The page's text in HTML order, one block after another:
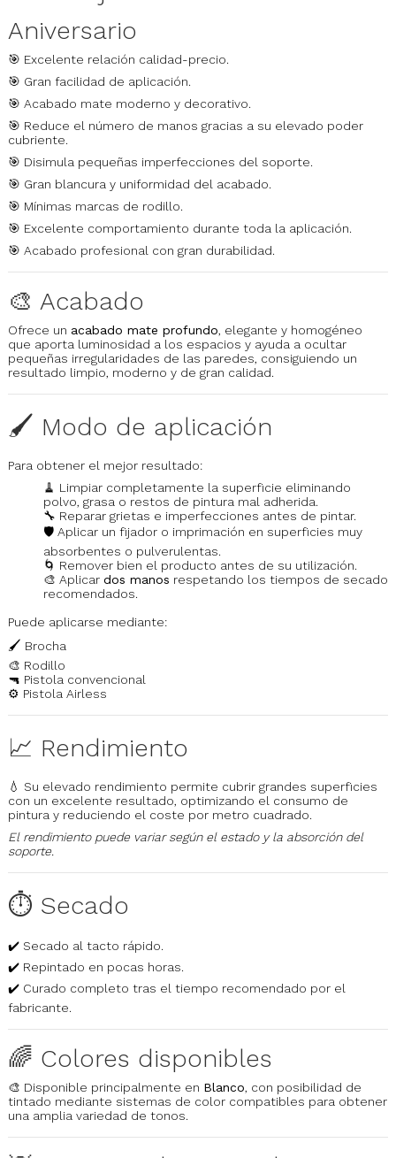
Aniversario
🎯 Excelente relación calidad-precio.
🎯 Gran facilidad de aplicación.
🎯 Acabado mate moderno y decorativo.
🎯 Reduce el número de manos gracias a su elevado poder
cubriente.
🎯 Disimula pequeñas imperfecciones del soporte.
🎯 Gran blancura y uniformidad del acabado.
🎯 Mínimas marcas de rodillo.
🎯 Excelente comportamiento durante toda la aplicación.
🎯 Acabado profesional con gran durabilidad.
🎨 Acabado
Ofrece un acabado mate profundo, elegante y homogéneo
que aporta luminosidad a los espacios y ayuda a ocultar
pequeñas irregularidades de las paredes, consiguiendo un
resultado limpio, moderno y de gran calidad.
🖌️ Modo de aplicación
Para obtener el mejor resultado:
🧹 Limpiar completamente la superficie eliminando
polvo, grasa o restos de pintura mal adherida.
🔧 Reparar grietas e imperfecciones antes de pintar.
🛡️ Aplicar un fijador o imprimación en superficies muy
absorbentes o pulverulentas.
🌀 Remover bien el producto antes de su utilización.
🎨 Aplicar dos manos respetando los tiempos de secado
recomendados.
Puede aplicarse mediante:
🖌️ Brocha
🎨 Rodillo
🔫 Pistola convencional
⚙️ Pistola Airless
📈 Rendimiento
💧 Su elevado rendimiento permite cubrir grandes superficies
con un excelente resultado, optimizando el consumo de
pintura y reduciendo el coste por metro cuadrado.
El rendimiento puede variar según el estado y la absorción del
soporte.
⏱️ Secado
✔️ Secado al tacto rápido.
✔️ Repintado en pocas horas.
✔️ Curado completo tras el tiempo recomendado por el
fabricante.
🌈 Colores disponibles
🎨 Disponible principalmente en Blanco, con posibilidad de
tintado mediante sistemas de color compatibles para obtener
una amplia variedad de tonos.